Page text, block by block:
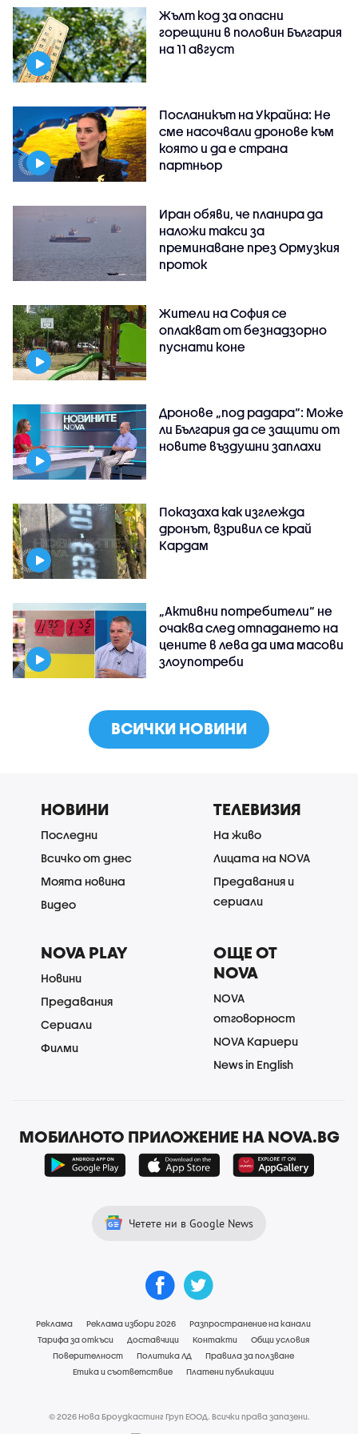
Жълт код за опасни
горещини в половин България
на 11 август
Посланикът на Украйна: Не
сме насочвали дронове към
която и да е страна
партньор
Иран обяви, че планира да
наложи такси за
преминаване през Ормузкия
проток
Жители на София се
оплакват от безнадзорно
пуснати коне
Дронове „под радара“: Може
ли България да се защити от
новите въздушни заплахи
Показаха как изглежда
дронът, взривил се край
Кардам
„Активни потребители“ не
очаква след отпадането на
цените в лева да има масови
злоупотреби
ВСИЧКИ НОВИНИ
НОВИНИ
Последни
Всичко от днес
Моята новина
Видео
ТЕЛЕВИЗИЯ
На живо
Лицата на NOVA
Предавания и
сериали
NOVA PLAY
Новини
Предавания
Сериали
Филми
ОЩЕ ОТ
NOVA
NOVA
отговорност
NOVA Кариери
News in English
МОБИЛНОТО ПРИЛОЖЕНИЕ НА NOVA.BG
Четете ни в Google News
Реклама Реклама избори 2026
Разпространение на канали
Тарифа за откъси
Доставчици Контакти
Общи условия
Поверителност
Политика ЛД
Правила за ползване
Етика и съответствие
Платени публикации
© 2026 Нова Броудкастинг Груп ЕООД. Всички права запазени.